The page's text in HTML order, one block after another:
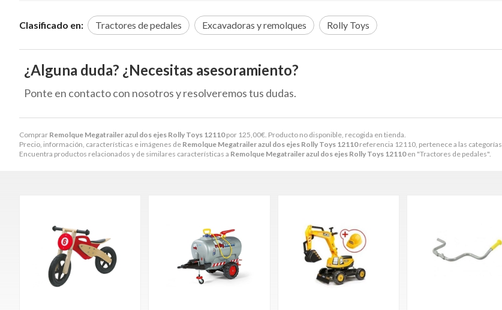
Comprar Remolque Megatrailer azul dos ejes Rolly Toys 12110por 125,00€ . Producto no disponible, recogida en tienda.
Precio, información, características e imágenes de Remolque Megatrailer azul dos ejes Rolly Toys 12110referencia 12110, pertenece a las categorías
Encuentra productos relacionados y de similares características a Remolque Megatrailer azul dos ejes Rolly Toys 12110en "Tractores de pedales".
Clasificado en: Tractores de pedales Excavadoras y remolques Rolly Toys
¿Alguna duda? ¿Necesitas asesoramiento?
Ponte en contacto con nosotros y resolveremos tus dudas.